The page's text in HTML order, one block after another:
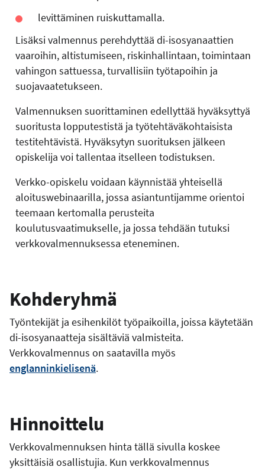
levittäminen ruiskuttamalla.
Lisäksi valmennus perehdyttää di-isosyanaattien
vaaroihin, altistumiseen, riskinhallintaan, toimintaan
vahingon sattuessa, turvallisiin työtapoihin ja
suojavaatetukseen.
Valmennuksen suorittaminen edellyttää hyväksyttyä
suoritusta lopputestistä ja työtehtäväkohtaisista
testitehtävistä. Hyväksytyn suorituksen jälkeen
opiskelija voi tallentaa itselleen todistuksen.
Verkko-opiskelu voidaan käynnistää yhteisellä
aloituswebinaarilla, jossa asiantuntijamme orientoi
teemaan kertomalla perusteita
koulutusvaatimukselle, ja jossa tehdään tutuksi
verkkovalmennuksessa eteneminen.
Kohderyhmä
Työntekijät ja esihenkilöt työpaikoilla, joissa käytetään
di-isosyanaatteja sisältäviä valmisteita.
Verkkovalmennus on saatavilla myös
englanninkielisenä.
Hinnoittelu
Verkkovalmennuksen hinta tällä sivulla koskee
yksittäisiä osallistujia. Kun verkkovalmennus